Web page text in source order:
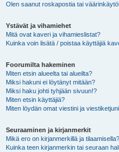
Olen saanut roskapostia tai
Ystävät ja vihamiehet
Mitä ovat kaveri ja vihamieslistat?
Kuinka voin lisätä / poistaa käyttäjiä
Foorumilta hakeminen
Miten etsin alueelta tai alueilta?
Miksi hakuni ei löytänyt mitään?
Miksi haku johti tyhjään sivuun!?
Miten etsin käyttäjiä?
Miten löydän omat viestini ja
Seuraaminen ja kirjanmerkit
Mikä ero on kirjanmerkillä ja tilaamisella?
Kuinka teen kirjanmerkin tai seuraan